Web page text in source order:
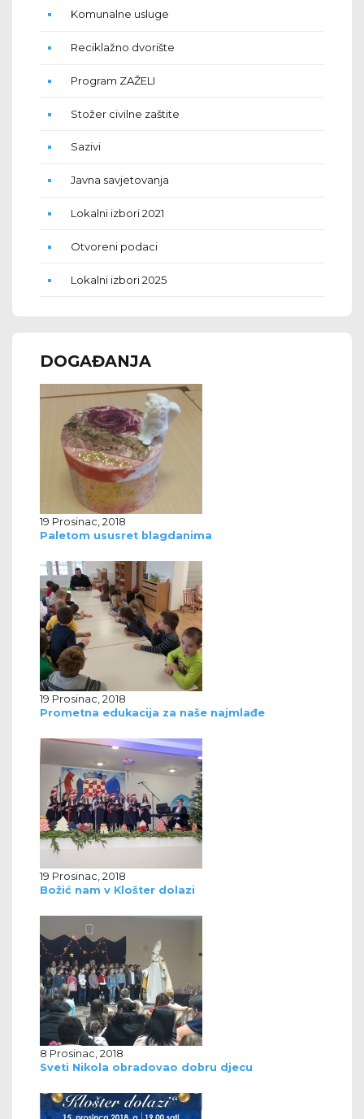
Komunalne usluge
Reciklažno dvorište
Program ZAŽELI
Stožer civilne zaštite
Sazivi
Javna savjetovanja
Lokalni izbori 2021
Otvoreni podaci
Lokalni izbori 2025
DOGAĐANJA
19 Prosinac, 2018
Paletom ususret blagdanima
19 Prosinac, 2018
Prometna edukacija za naše najmlađe
19 Prosinac, 2018
Božić nam v Klošter dolazi
8 Prosinac, 2018
Sveti Nikola obradovao dobru djecu